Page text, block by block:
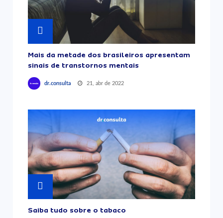
Mais da metade dos brasileiros apresentam
sinais de transtornos mentais
dr.consulta 21, abr de 2022
Saiba tudo sobre o tabaco